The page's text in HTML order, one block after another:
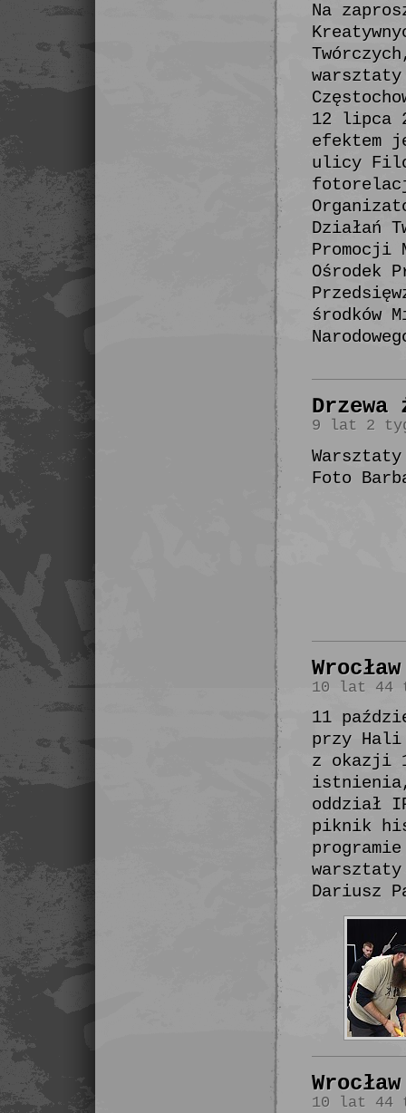
Na
12 lipca
efektem
ulicy
Działań
Promocji
Ośrodek
środków
Drzewa
9 lat 2
Foto
10 lat 44
11
przy
z okazji
istnienia,
oddział
piknik
Dariusz
10 lat 44